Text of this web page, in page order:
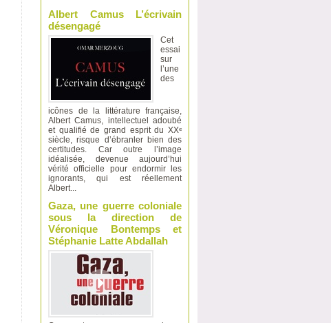
Albert Camus L’écrivain
désengagé
Cet
essai
sur
l’une
des
icônes de la littérature française,
Albert Camus, intellectuel adoubé
et qualifié de grand esprit du XXᵉ
siècle, risque d’ébranler bien des
certitudes. Car outre l’image
idéalisée, devenue aujourd’hui
vérité officielle pour endormir les
ignorants, qui est réellement
Albert...
Gaza, une guerre coloniale
sous la direction de
Véronique Bontemps et
Stéphanie Latte Abdallah